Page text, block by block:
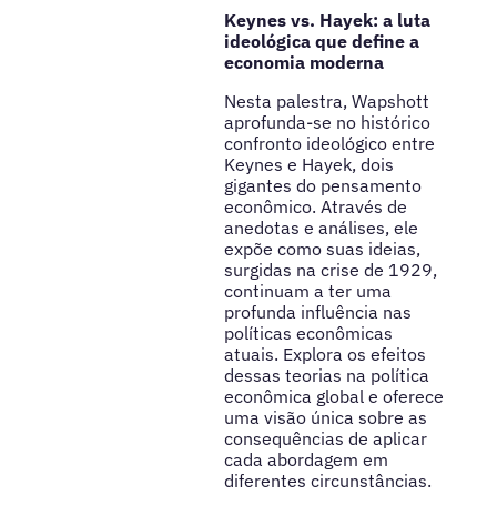
Keynes vs. Hayek: a luta
ideológica que define a
economia moderna
Nesta palestra, Wapshott
aprofunda-se no histórico
confronto ideológico entre
Keynes e Hayek, dois
gigantes do pensamento
econômico. Através de
anedotas e análises, ele
expõe como suas ideias,
surgidas na crise de 1929,
continuam a ter uma
profunda influência nas
políticas econômicas
atuais. Explora os efeitos
dessas teorias na política
econômica global e oferece
uma visão única sobre as
consequências de aplicar
cada abordagem em
diferentes circunstâncias.